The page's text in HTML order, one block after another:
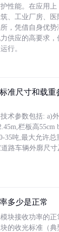
性能。在应用上
、工业厂房、医
，凭借自身优势
供应的高要求，
行。
准尺寸和载重
术参数包括: a)
栏板高55cm
35吨,最大允许总
路车辆外廓尺寸
多少是正常
块接收功率的
的收光标准（典